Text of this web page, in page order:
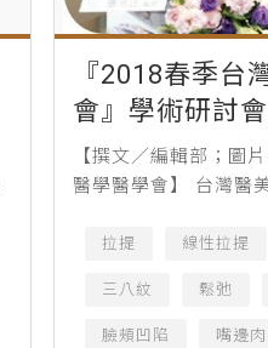
『2018春季台
會』學術研討
【撰文／編輯部；圖
醫學醫學會】 台灣醫
出新，眾多醫師為了
拉提 線性拉提
三八紋 鬆弛
臉頰凹陷 嘴邊肉